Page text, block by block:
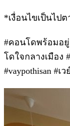
*เงื่อนไขเป็นไป
#คอนโดพร้อมอ
โดใจกลางเมือง
#vaypothisan #เ